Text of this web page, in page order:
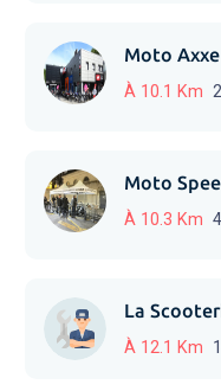
Moto
À 10.1 Km
Moto
À 10.3 Km
La
À 12.1 Km